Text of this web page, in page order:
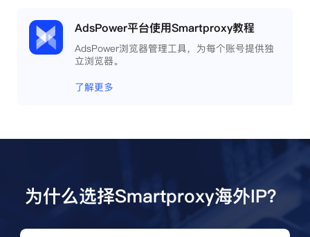
AdsPower平台使用Smartproxy教程
AdsPower浏览器管理工具，为每个账号提供独
立浏览器。
了解更多
为什么选择Smartproxy海外IP？